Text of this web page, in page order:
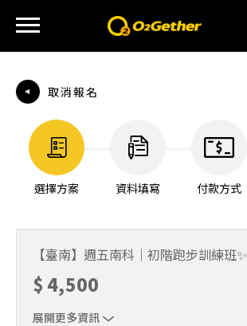
取消報名
選擇方案 資料填寫 付款方式
【臺南】週五南科｜初階跑步訓練班✨
$ 4,500
展開更多資訊